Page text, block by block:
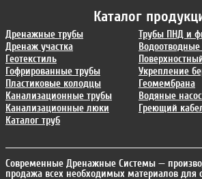
Каталог
Дренажные трубы
Дренаж участка
Геотекстиль
Гофрированные трубы
Пластиковые колодцы
Канализационные трубы
Канализационные люки
Каталог труб
Трубы ПНД и
Водоотводные
Укрепление
Геомембрана
Водяные
Греющий
Современные Дренажные Системы —
продажа всех необходимых материалов для